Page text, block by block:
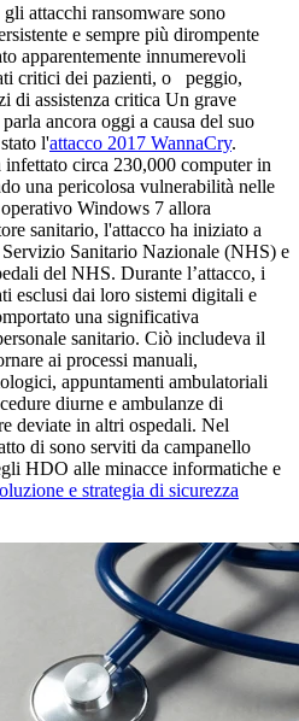
attacchi ransomware sono
e sempre più dirompente
apparentemente innumerevoli
critici dei pazienti, o peggio,
di assistenza critica Un grave
ancora oggi a causa del suo
l'attacco 2017 WannaCry.
infettato circa 230,000 computer in
una pericolosa vulnerabilità nelle
Windows 7 allora
sanitario, l'attacco ha iniziato a
Sanitario Nazionale (NHS) e
del NHS. Durante l’attacco, i
esclusi dai loro sistemi digitali e
una significativa
sanitario. Ciò includeva il
ai processi manuali,
appuntamenti ambulatoriali
diurne e ambulanze di
deviate in altri ospedali. Nel
di sono serviti da campanello
HDO alle minacce informatiche e
e strategia di sicurezza